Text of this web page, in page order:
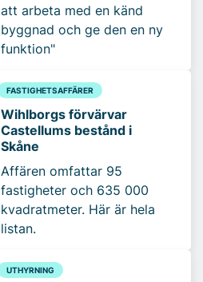
att arbeta med en känd
byggnad och ge den en ny
funktion"
FASTIGHETSAFFÄRER
Wihlborgs förvärvar
Castellums bestånd i
Skåne
Affären omfattar 95
fastigheter och 635 000
kvadratmeter. Här är hela
listan.
UTHYRNING